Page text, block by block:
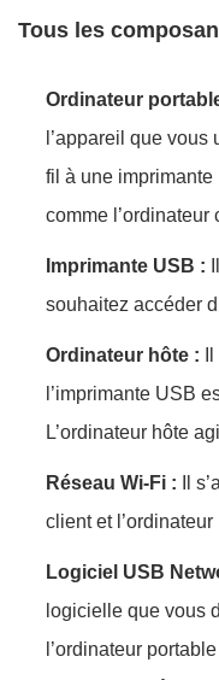
Tous les
Ordinateur
l’appareil que
fil à une
comme l’ordinateur
Imprimante USB :
souhaitez accéder
Ordinateur hôte :
l’imprimante USB
L’ordinateur hôte
Réseau Wi-Fi : Il
client et
Logiciel USB
logicielle que vous
l’ordinateur